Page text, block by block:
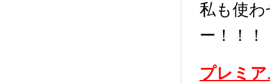
私も使
ー！！！
プレミ